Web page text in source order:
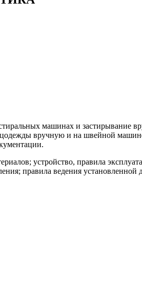
машинах и застирывание
вручную и на швейной
устройство, правила
правила ведения установленной